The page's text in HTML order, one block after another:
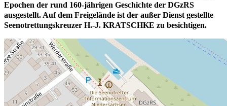
Epochen der rund 160-jährigen Geschichte der DGzRS
ausgestellt. Auf dem Freigelände ist der außer Dienst gestellte
Seenotrettungskreuzer H.-J. KRATSCHKE zu besichtigen.